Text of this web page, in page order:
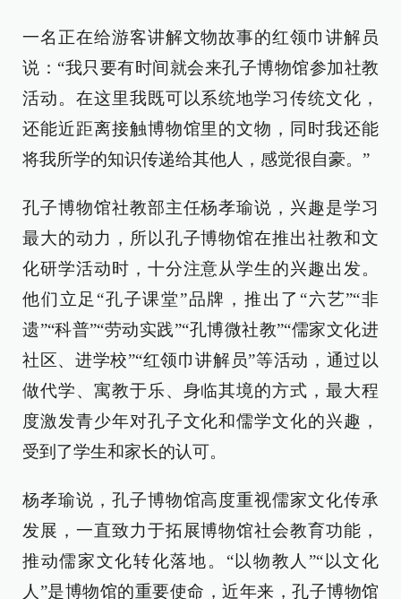
一名正在给游客讲解文物故事的红领巾讲解员
说：“我只要有时间就会来孔子博物馆参加社教
活动。在这里我既可以系统地学习传统文化，
还能近距离接触博物馆里的文物，同时我还能
将我所学的知识传递给其他人，感觉很自豪。”
孔子博物馆社教部主任杨孝瑜说，兴趣是学习
最大的动力，所以孔子博物馆在推出社教和文
化研学活动时，十分注意从学生的兴趣出发。
他们立足“孔子课堂”品牌，推出了“六艺”“非
遗”“科普”“劳动实践”“孔博微社教”“儒家文化进
社区、进学校”“红领巾讲解员”等活动，通过以
做代学、寓教于乐、身临其境的方式，最大程
度激发青少年对孔子文化和儒学文化的兴趣，
受到了学生和家长的认可。
杨孝瑜说，孔子博物馆高度重视儒家文化传承
发展，一直致力于拓展博物馆社会教育功能，
推动儒家文化转化落地。“以物教人”“以文化
人”是博物馆的重要使命，近年来，孔子博物馆